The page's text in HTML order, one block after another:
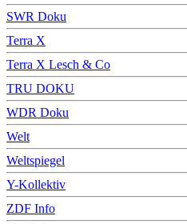
SWR Doku
Terra X
Terra X Lesch & Co
TRU DOKU
WDR Doku
Welt
Weltspiegel
Y-Kollektiv
ZDF Info